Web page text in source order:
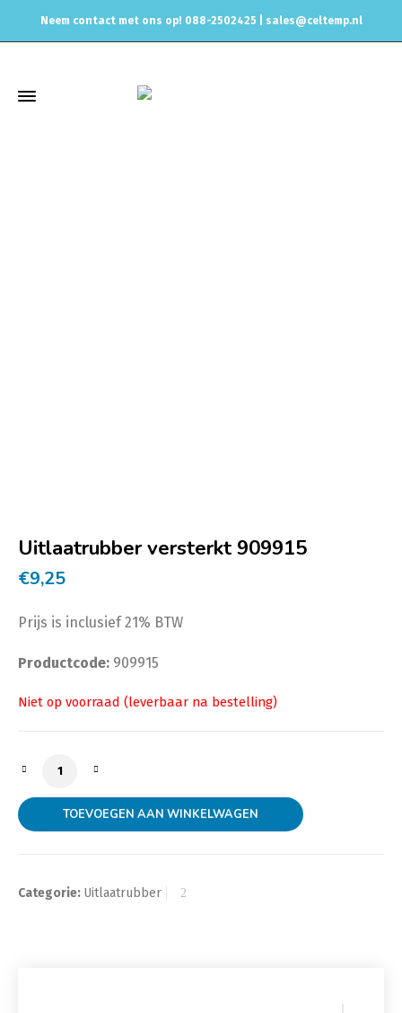
Neem contact met ons op! 088-2502425 | sales@celtemp.nl
Uitlaatrubber versterkt 909915
€9,25
Prijs is inclusief 21% BTW
Productcode: 909915
Uitlaatrubber versterkt 909915 aantal
TOEVOEGEN AAN WINKELWAGEN
Categorie: Uitlaatrubber